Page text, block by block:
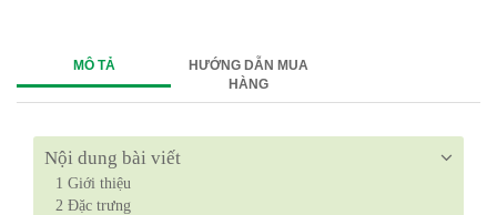
MÔ TẢ
HƯỚNG DẪN MUA
HÀNG
Nội dung bài viết
1 Giới thiệu
2 Đặc trưng